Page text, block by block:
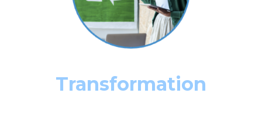
Transformation